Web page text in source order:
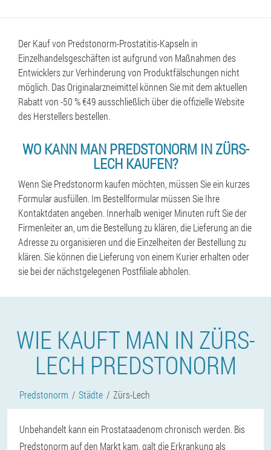
Der Kauf von Predstonorm-Prostatitis-Kapseln in
Einzelhandelsgeschäften ist aufgrund von Maßnahmen des
Entwicklers zur Verhinderung von Produktfälschungen nicht
möglich. Das Originalarzneimittel können Sie mit dem aktuellen
Rabatt von -50 % €49 ausschließlich über die offizielle Website
des Herstellers bestellen.
WO KANN MAN PREDSTONORM IN ZÜRS-
LECH KAUFEN?
Wenn Sie Predstonorm kaufen möchten, müssen Sie ein kurzes
Formular ausfüllen. Im Bestellformular müssen Sie Ihre
Kontaktdaten angeben. Innerhalb weniger Minuten ruft Sie der
Firmenleiter an, um die Bestellung zu klären, die Lieferung an die
Adresse zu organisieren und die Einzelheiten der Bestellung zu
klären. Sie können die Lieferung von einem Kurier erhalten oder
sie bei der nächstgelegenen Postfiliale abholen.
WIE KAUFT MAN IN ZÜRS-
LECH PREDSTONORM
Predstonorm Städte Zürs-Lech
Unbehandelt kann ein Prostataadenom chronisch werden. Bis
Predstonorm auf den Markt kam, galt die Erkrankung als